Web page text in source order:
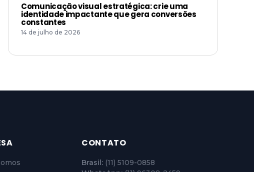
Comunicação visual estratégica: crie uma
identidade impactante que gera conversões
constantes
14 de julho de 2026
CONTATO
Brasil: (11) 5109-0858